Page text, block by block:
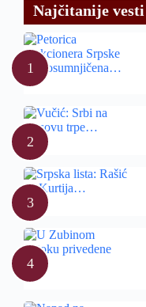
Najčitanije vesti